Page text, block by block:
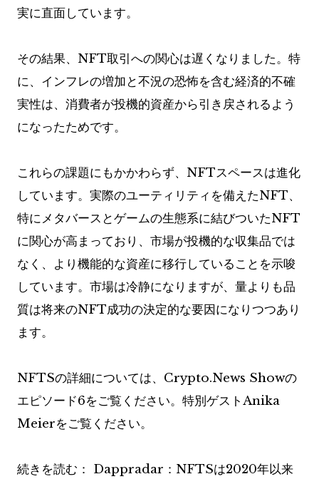
実に直面しています。
その結果、NFT取引への関心は遅くなりました。特
に、インフレの増加と不況の恐怖を含む経済的不確
実性は、消費者が投機的資産から引き戻されるよう
になったためです。
これらの課題にもかかわらず、NFTスペースは進化
しています。実際のユーティリティを備えたNFT、
特にメタバースとゲームの生態系に結びついたNFT
に関心が高まっており、市場が投機的な収集品では
なく、より機能的な資産に移行していることを示唆
しています。市場は冷静になりますが、量よりも品
質は将来のNFT成功の決定的な要因になりつつあり
ます。
NFTSの詳細については、Crypto.News Showの
エピソード6をご覧ください。特別ゲストAnika
Meierをご覧ください。
続きを読む： Dappradar：NFTSは2020年以来